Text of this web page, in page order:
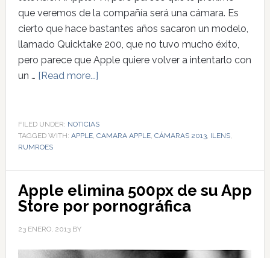
que veremos de la compañía será una cámara. Es
cierto que hace bastantes años sacaron un modelo,
llamado Quicktake 200, que no tuvo mucho éxito,
pero parece que Apple quiere volver a intentarlo con
un … [Read more...]
FILED UNDER: NOTICIAS
TAGGED WITH: APPLE, CAMARA APPLE, CÁMARAS 2013, ILENS,
RUMROES
Apple elimina 500px de su App
Store por pornográfica
23 ENERO, 2013BY